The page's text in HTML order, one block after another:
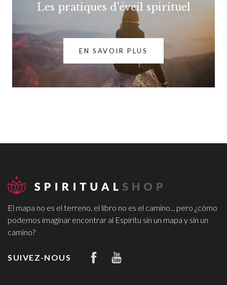
Les pratiques d'éveil spirituel
EN SAVOIR PLUS
El mapa no es el terreno, el libro no es el camino... pero ¿cómo
podemos imaginar encontrar al Espíritu sin un mapa y sin un
camino?
SUIVEZ-NOUS